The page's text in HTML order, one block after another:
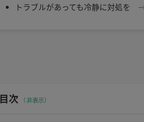
トラブルがあっても冷静に対処を
目次 非表示